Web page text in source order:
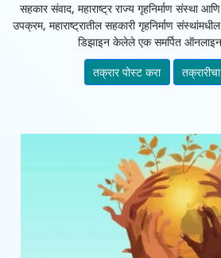
सहकार संवाद, महाराष्ट्र राज्य गृहनिर्माण संस्था
उपक्रम, महाराष्ट्रातील सहकारी गृहनिर्माण
डिझाइन केलेले एक समर्पित
तक्रार पोस्ट करा